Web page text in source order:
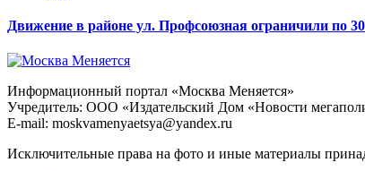
Движение в районе ул. Профсоюзная ограничили по
Информационный портал «Москва Меняется»
Учредитель: ООО «Издательский Дом «Новости
E-mail: moskvamenyaetsya@yandex.ru
Исключительные права на фото и иные материалы